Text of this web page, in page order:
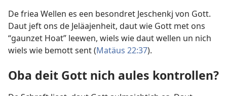
De friea Wellen es een besondret Jeschenkj von Gott.
Daut jeft ons de Jeläajenheit, daut wie Gott met ons
“gaunzet Hoat” leewen, wiels wie daut wellen un nich
wiels wie bemott sent (Matäus 22:37).
Oba deit Gott nich aules kontrollen?